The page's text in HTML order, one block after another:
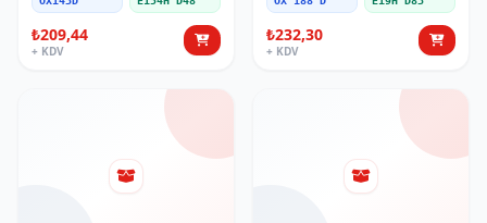
₺209,44
+ KDV
₺232,30
+ KDV